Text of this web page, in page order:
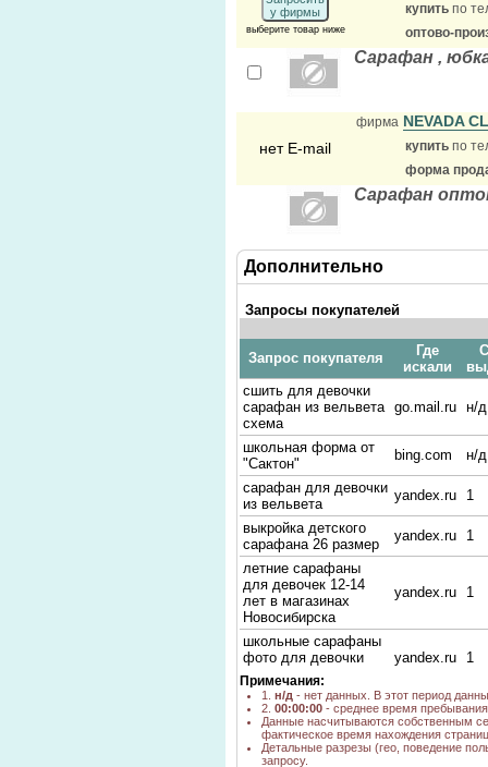
у фирмы
выберите товар ниже
купить по
оптово-
Сарафан ,
нет E-mail
фирма NEVADA
купить по
форма
Сарафан
Дополнительно
Запросы покупателей
Запрос покупателя
Где
искали
сшить для девочки
сарафан из вельвета
схема
go.mail.ru н/д
школьная форма от
"Сактон"
bing.com
н/д
сарафан для девочки
из вельвета
yandex.ru
1
выкройка детского
сарафана 26 размер
yandex.ru
1
летние сарафаны
для девочек 12-14
лет в магазинах
Новосибирска
yandex.ru 1
школьные сарафаны
фото для девочки
фирма радуга
yandex.ru 1
выкройки детских
сарафанов
yandex.ru 22
Сарафан с
карманами Feel Free
yandex.ru 1
Примечания:
1. н/д - нет данных. В этот период
2. 00:00:00 - среднее время
Данные насчитываются собственным
фактическое время нахождения
Детальные разрезы (гео, поведение
запросу.